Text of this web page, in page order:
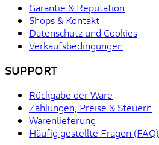
Garantie & Reputation
Shops & Kontakt
Datenschutz und Cookies
Verkaufsbedingungen
SUPPORT
Rückgabe der Ware
Zahlungen, Preise & Steuern
Warenlieferung
Häufig gestellte Fragen (FAQ)